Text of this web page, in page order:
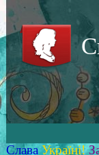
Слава Україні!